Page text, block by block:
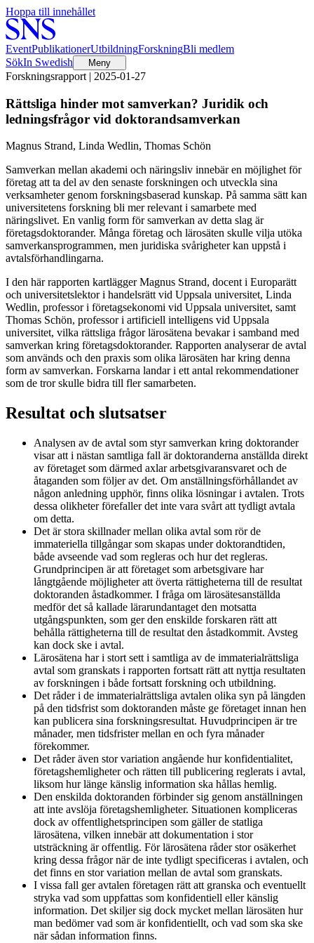
Hoppa till innehållet
EventPublikationerUtbildningForskningBli medlem
SökIn Swedish Meny
Forskningsrapport | 2025-01-27
Rättsliga hinder mot samverkan? Juridik och
ledningsfrågor vid doktorandsamverkan
Magnus Strand, Linda Wedlin, Thomas Schön
Samverkan mellan akademi och näringsliv innebär en möjlighet för
företag att ta del av den senaste forskningen och utveckla sina
verksamheter genom forskningsbaserad kunskap. På samma sätt kan
universitetens forskning bli mer relevant i samarbete med
näringslivet. En vanlig form för samverkan av detta slag är
företagsdoktorander. Många företag och lärosäten skulle vilja utöka
samverkansprogrammen, men juridiska svårigheter kan uppstå i
avtalsförhandlingarna.
I den här rapporten kartlägger Magnus Strand, docent i Europarätt
och universitetslektor i handelsrätt vid Uppsala universitet, Linda
Wedlin, professor i företagsekonomi vid Uppsala universitet, samt
Thomas Schön, professor i artificiell intelligens vid Uppsala
universitet, vilka rättsliga frågor lärosätena bevakar i samband med
samverkan kring företagsdoktorander. Rapporten analyserar de avtal
som används och den praxis som olika lärosäten har kring denna
form av samverkan. Forskarna landar i ett antal rekommendationer
som de tror skulle bidra till fler samarbeten.
Resultat och slutsatser
Analysen av de avtal som styr samverkan kring doktorander
visar att i nästan samtliga fall är doktoranderna anställda direkt
av företaget som därmed axlar arbetsgivaransvaret och de
åtaganden som följer av det. Om anställningsförhållandet av
någon anledning upphör, finns olika lösningar i avtalen. Trots
dessa olikheter förefaller det inte vara svårt att tydligt avtala
om detta.
Det är stora skillnader mellan olika avtal som rör de
immateriella tillgångar som skapas under doktorandtiden,
både avseende vad som regleras och hur det regleras.
Grundprincipen är att företaget som arbetsgivare har
långtgående möjligheter att överta rättigheterna till de resultat
doktoranden åstadkommer. I fråga om lärosätesanställda
medför det så kallade lärarundantaget den motsatta
utgångspunkten, som ger den enskilde forskaren rätt att
behålla rättigheterna till de resultat den åstadkommit. Avsteg
kan dock ske i avtal.
Lärosätena har i stort sett i samtliga av de immaterialrättsliga
avtal som granskats i rapporten fortsatt rätt att nyttja resultaten
av forskningen i både fortsatt forskning och utbildning.
Det råder i de immaterialrättsliga avtalen olika syn på längden
på den tidsfrist som doktoranden måste ge företaget innan hen
kan publicera sina forskningsresultat. Huvudprincipen är tre
månader, men tidsfrister mellan en och fyra månader
förekommer.
Det råder även stor variation angående hur konfidentialitet,
företagshemligheter och rätten till publicering reglerats i avtal,
liksom hur länge känslig information ska hållas hemlig.
Den enskilda doktoranden förbinder sig genom anställningen
att inte avslöja företagshemligheter. Situationen kompliceras
dock av offentlighetsprincipen som gäller de statliga
lärosätena, vilken innebär att dokumentation i stor
utsträckning är offentlig. För lärosätena råder stor osäkerhet
kring dessa frågor när de inte tydligt specificeras i avtalen, och
det finns en stor variation mellan de avtal som granskats.
I vissa fall ger avtalen företagen rätt att granska och eventuellt
stryka vad som uppfattas som konfidentiell eller känslig
information. Det skiljer sig dock mycket mellan lärosäten hur
man bedömer vad som är konfidentiellt, och vad som ska ske
när sådan information finns.